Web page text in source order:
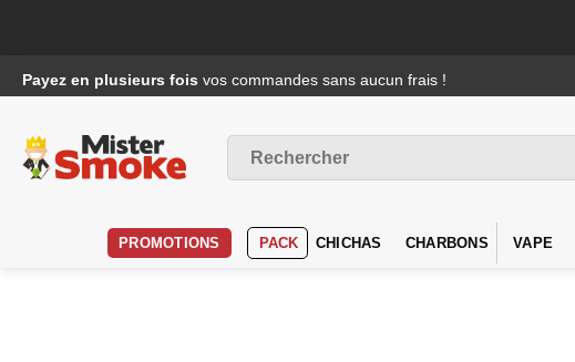
au
Payez en plusieurs fois vos commandes sans aucun frais !
pour :
PROMOTIONS PACK CHICHAS CHARBONS VAPE